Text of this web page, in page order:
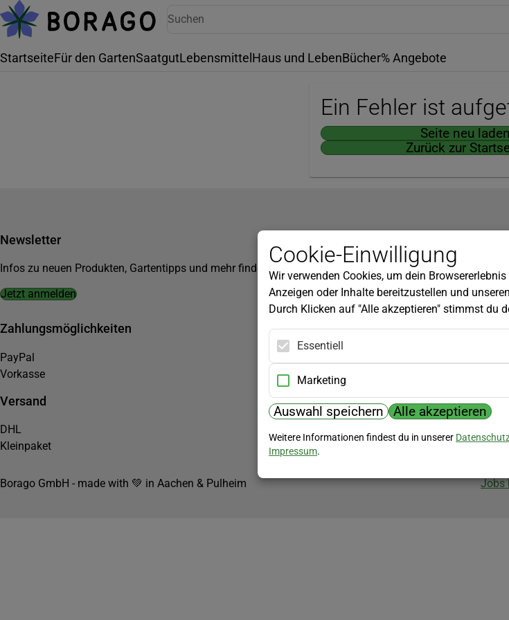
StartseiteFür den GartenSaatgutLebensmittel Haus und LebenBücher% Angebote
Ein Fehler ist
Seite neu laden
Zurück zur
Newsletter
Infos zu neuen Produkten, Gartentipps und mehr findest du in unserem Newsletter!
Jetzt anmelden
Zahlungsmöglichkeiten
PayPal
Vorkasse
Versand
DHL
Kleinpaket
Borago GmbH - made with 💚 in Aachen & Pulheim Jobs
Cookie-Einwilligung
Wir verwenden Cookies, um dein
Anzeigen oder Inhalte bereitzustellen und
Durch Klicken auf "Alle akzeptieren" stimmst du
Essentiell
Marketing
Auswahl speichern Alle akzeptieren
Weitere Informationen findest du in unserer
Impressum.